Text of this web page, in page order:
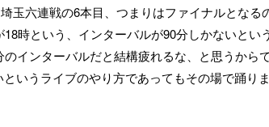
玉六連戦の6本目、つまりはファイナルとなる
時という、インターバルが90分しかないという
インターバルだと結構疲れるな、と思うから
いうライブのやり方であってもその場で踊りま